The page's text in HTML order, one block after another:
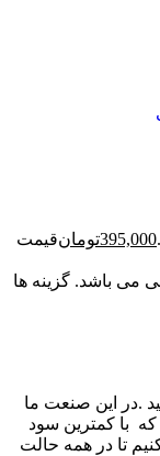
395,000تومانقیمت
می باشد. گزینه ها
.در این صنعت ما
که با کمترین سود
تا در همه حالت